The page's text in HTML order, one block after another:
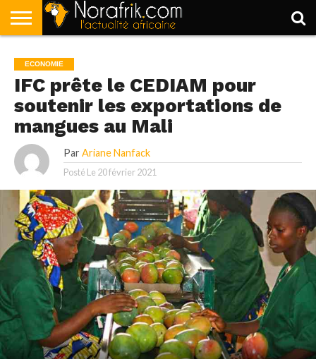
POLITIQUE
SOCIÉTÉ
ECONOMIE
SPORT
LIFESTYLE
ECONOMIE
IFC prête le CEDIAM pour
soutenir les exportations de
mangues au Mali
Par Ariane Nanfack
Posté Le 20 février 2021